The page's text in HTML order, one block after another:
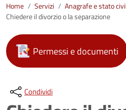
Home / Servizi / Anagrafe e stato
Chiedere il divorzio o la separazione
Permessi e documenti
Condividi